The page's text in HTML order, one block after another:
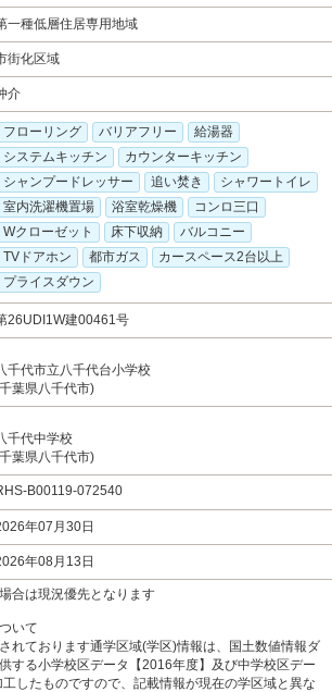
一種低層住居専用地域
街化区域
介
フローリング バリアフリー
給湯器
システムキッチン
カウンターキッチン
シャンプードレッサー
追い焚き
シャワートイレ
室内洗濯機置場
浴室乾燥機
コンロ三口
Wクローゼット
床下収納
バルコニー
TVドアホン
都市ガス
カースペース2台以上
プライスダウン
26UDI1W建00461号
千代市立八千代台小学校
葉県八千代市)
千代中学校
葉県八千代市)
B00119-072540
年07月30日
年08月13日
合は現況優先となります
いて
れております通学区域(学区)情報は、国土数値情報ダ
する小学校区データ【2016年度】及び中学校区デー
したものですので、記載情報が現在の学区域と異な